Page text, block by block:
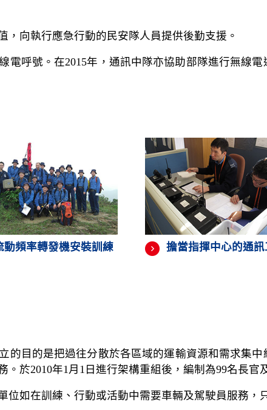
向執行應急行動的民安隊人員提供後勤支援。
電呼號。在2015年，通訊中隊亦協助部隊進行無線
動頻率轉發機安裝訓練 擔當指揮中心的通訊
的目的是把過往分散於各區域的運輸資源和需求集
於2010年1月1日進行架構重組後，編制為99名長官
位如在訓練、行動或活動中需要車輛及駕駛員服務